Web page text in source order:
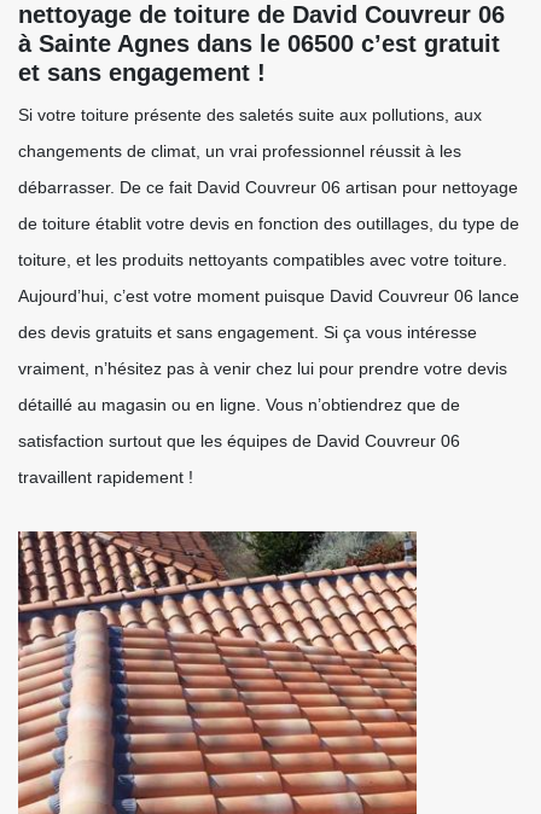
nettoyage de toiture de David Couvreur 06
à Sainte Agnes dans le 06500 c’est gratuit
et sans engagement !
Si votre toiture présente des saletés suite aux pollutions, aux
changements de climat, un vrai professionnel réussit à les
débarrasser. De ce fait David Couvreur 06 artisan pour nettoyage
de toiture établit votre devis en fonction des outillages, du type de
toiture, et les produits nettoyants compatibles avec votre toiture.
Aujourd’hui, c’est votre moment puisque David Couvreur 06 lance
des devis gratuits et sans engagement. Si ça vous intéresse
vraiment, n’hésitez pas à venir chez lui pour prendre votre devis
détaillé au magasin ou en ligne. Vous n’obtiendrez que de
satisfaction surtout que les équipes de David Couvreur 06
travaillent rapidement !